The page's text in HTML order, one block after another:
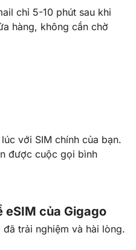
chỉ 5-10 phút sau khi
hàng, không cần chờ
với SIM chính của bạn.
được cuộc gọi bình
eSIM của Gigago
trải nghiệm và hài lòng.